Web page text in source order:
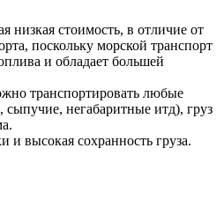
низкая стоимость, в отличие от
поскольку морской транспорт
и обладает большей
транспортировать любые
негабаритные итд), груз
и высокая сохранность груза.